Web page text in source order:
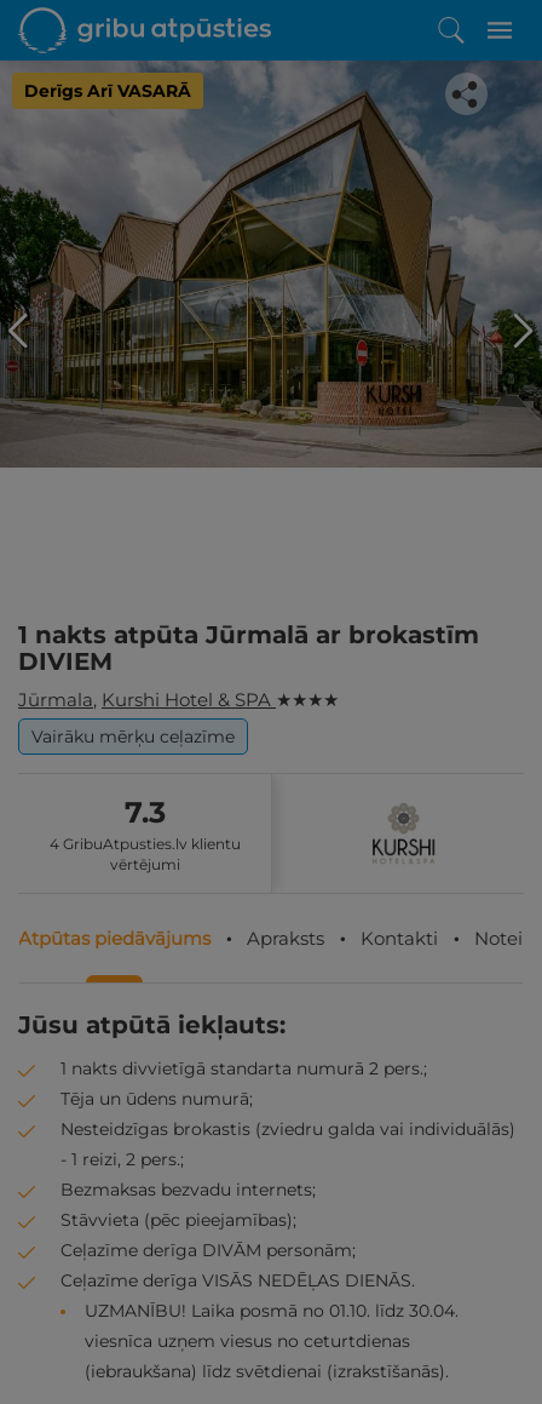
Derīgs Arī VASARĀ
Iepatikās šis piedāvājums?
Līdz brīnišķīgai atpūtai atlikuši tikai daži soļi
PĒRKU
1 nakts atpūta Jūrmalā ar brokastīm
DIVIEM
Jūrmala, Kurshi Hotel & SPA ★ ★ ★ ★
Vairāku mērķu ceļazīme
7.3
4 GribuAtpusties.lv klientu
vērtējumi
Atpūtas piedāvājums Apraksts Kontakti
Jūsu atpūtā iekļauts:
1 nakts divvietīgā standarta numurā 2 pers.;
Tēja un ūdens numurā;
Nesteidzīgas brokastis (zviedru galda vai individuālās)
- 1 reizi, 2 pers.;
Bezmaksas bezvadu internets;
Stāvvieta (pēc pieejamības);
Ceļazīme derīga DIVĀM personām;
Ceļazīme derīga VISĀS NEDĒĻAS DIENĀS.
UZMANĪBU! Laika posmā no 01.10. līdz 30.04.
viesnīca uzņem viesus no ceturtdienas
(iebraukšana) līdz svētdienai (izrakstīšanās).